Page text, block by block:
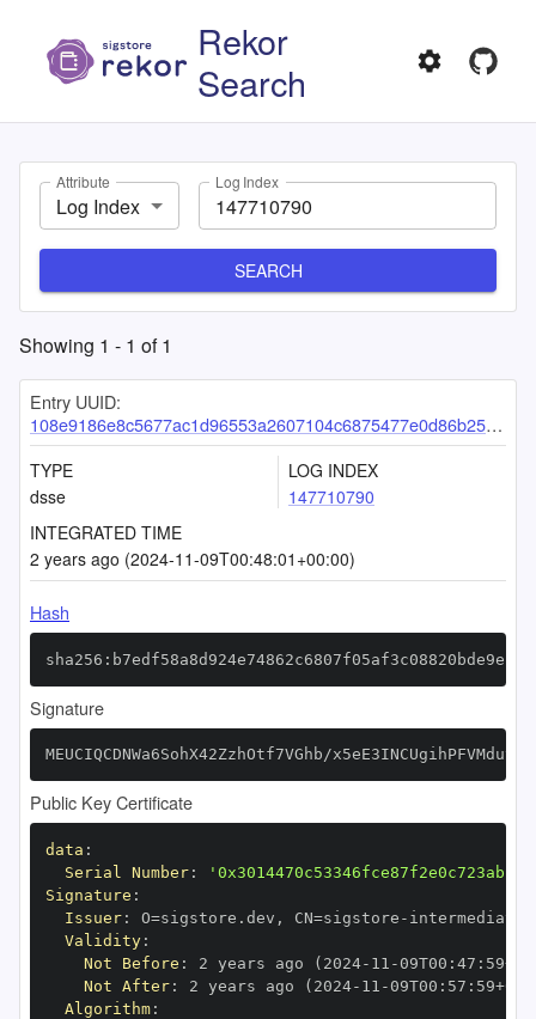
Rekor
Search
Attribute
Log Index
Log Index
SEARCH
Showing 1 - 1 of1
Entry UUID:
108e9186e8c5677ac1d96553a2607104c6875477e0d86b25754d49fb088b6d0db3d6ea992c390c3f
TYPE
dsse
LOG INDEX
147710790
INTEGRATED TIME
2 years ago (2024-11-09T00:48:01+00:00)
Hash
Signature
MEUCIQCDNWa6SohX42ZzhOtf7VGhb/
Public Key Certificate
data :
Serial Number:
Signature :
Issuer: O=sigstore.dev , CN=sigstore -
Validity:
Not Before : 2 years ago (2024- 11 -09T00 : 47 : 59+00
Not After: 2 years ago (2024- 11 -09T00 : 57 : 59+00
Algorithm: